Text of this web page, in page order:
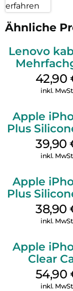
erfahren
Ähnliche
Lenovo
Luna
42,90
inkl.
Apple
Plus
MagSafe
39,90
inkl.
Apple
Plus
MagSafe
38,90
inkl.
Apple
Clear
54,90
inkl.